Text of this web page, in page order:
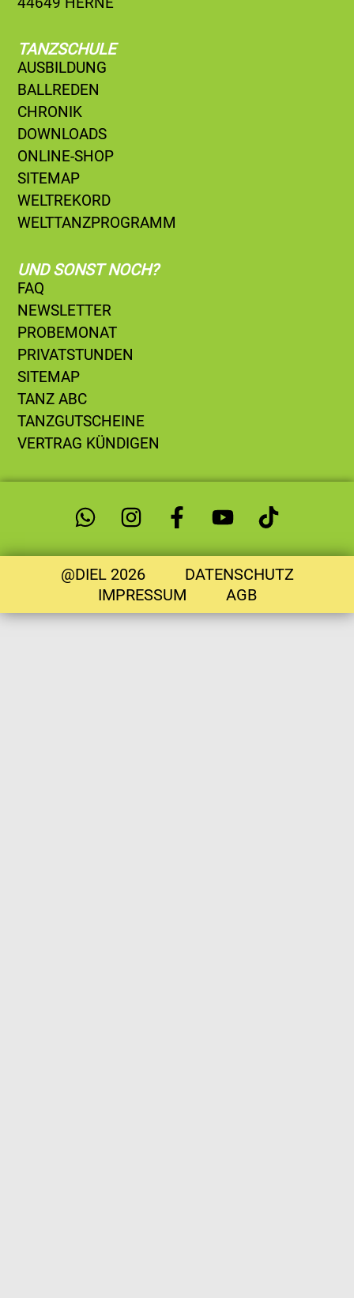
TANZSCHULE
AUSBILDUNG
BALLREDEN
CHRONIK
DOWNLOADS
ONLINE-SHOP
SITEMAP
WELTREKORD
WELTTANZPROGRAMM
UND SONST NOCH?
FAQ
NEWSLETTER
PROBEMONAT
PRIVATSTUNDEN
SITEMAP
TANZ ABC
TANZGUTSCHEINE
VERTRAG KÜNDIGEN
@DIEL 2026
DATENSCHUTZ
IMPRESSUM
AGB